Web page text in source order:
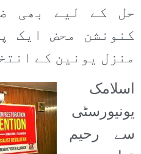
حل کے لیے بھی
کنونشن محض ایک
منزل یونین کے
اسلامک
یونیورسٹی
سے رحیم